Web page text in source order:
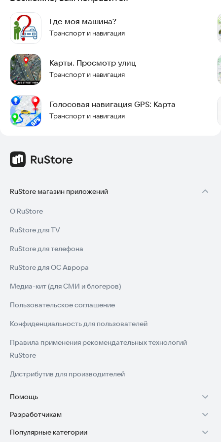
сигнала. Продолжайте ходить, пока машина не
присоединится к вам в центре экрана.
Попробуйте приложение прямо сейчас, чтобы больше
никогда не терять свой автомобиль.
Где моя машина?
Транспорт и навигация
Карты. Просмотр улиц
Транспорт и навигация
Голосовая навигация GPS: Карта
Транспорт и навигация
RuStore магазин приложений
О RuStore
RuStore для TV
RuStore для телефона
RuStore для ОС Аврора
Медиа-кит (для СМИ и блогеров)
Пользовательское соглашение
Конфиденциальность для пользователей
Правила применения рекомендательных технологий
RuStore
Дистрибутив для производителей
Помощь
Установка RuStore на TV
Установка RuStore на телефон
Разработчикам
Зарабатывать с RuStore
Популярные категории